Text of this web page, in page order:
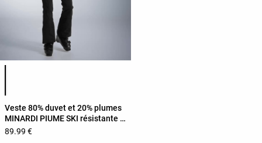
Veste 80% duvet et 20% plumes
MINARDI PIUME SKI résistante à
l'eau
89.99 €